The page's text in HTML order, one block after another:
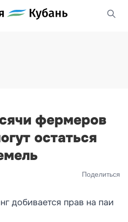
фермеров
остаться
Поделиться
добивается прав на паи